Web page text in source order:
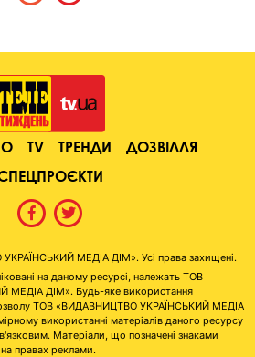
TV ТРЕНДИ
ДОЗВІЛЛЯ
МЕДІА ДІМ». Усі права захищені.
на даному ресурсі, належать ТОВ
ДІМ». Будь-яке використання
ТОВ «ВИДАВНИЦТВО УКРАЇНСЬКИЙ МЕДІА
використанні матеріалів даного ресурсу
Матеріали, що позначені знаками
правах реклами.